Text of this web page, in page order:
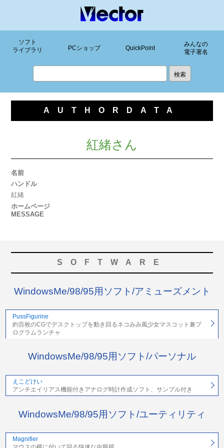
ソフト
ライブラリ
PCショップ QuickPoint
みんなの
電子署名
AUTHORDATA
紅緒さん
名前
ハンドル
紅緒
ホームページ
MESSAGE
SOFTWARE
WindowsMe/98/95用ソフト/アミューズメント
PussFigurine
約百枚のCGでデスクトップを動き回るネコみみ風少女マスコット兼プ
ログラムランチャ
WindowsMe/98/95用ソフト/パーソナル
えこどけい
アンチエイリアス機能付きアナログ時計作成ソフト、サンプル付き
WindowsMe/98/95用ソフト/ユーティリティ
Magnifier